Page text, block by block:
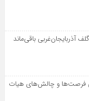
آذربایجان‌غربی باقی‌ماند
فرصت‌ها و چالش‌های هیات